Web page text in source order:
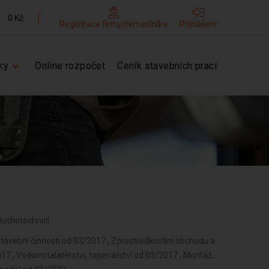
0 Kč
Registrace firmy/řemeslníka Přihlášení
Online rozpočet Ceník stavebních prací
činnosti od 03/2017 , Zprostředkování obchodu a
, Vodoinstalatérství, topenářství od 03/2017 , Montáž,